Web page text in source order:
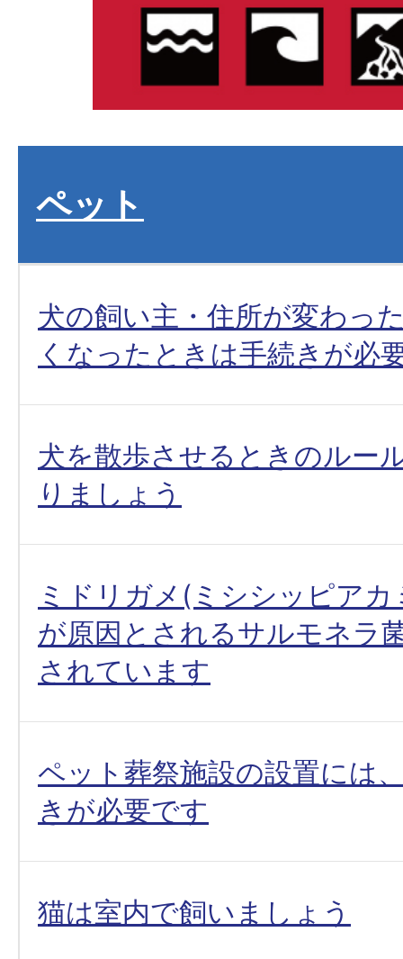
ペット
犬の飼い主・住所が変わっ
くなったときは手続きが必
犬を散歩させるときのルー
りましょう
ミドリガメ(ミシシッピア
が原因とされるサルモネラ
されています
ペット葬祭施設の設置には
きが必要です
猫は室内で飼いましょう